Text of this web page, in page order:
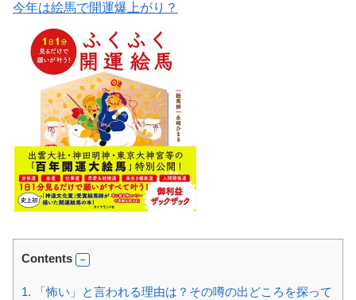
今年は絵馬で開運爆上がり？
Contents
1. 「怖い」と言われる理由は？その噂の出どころを探って